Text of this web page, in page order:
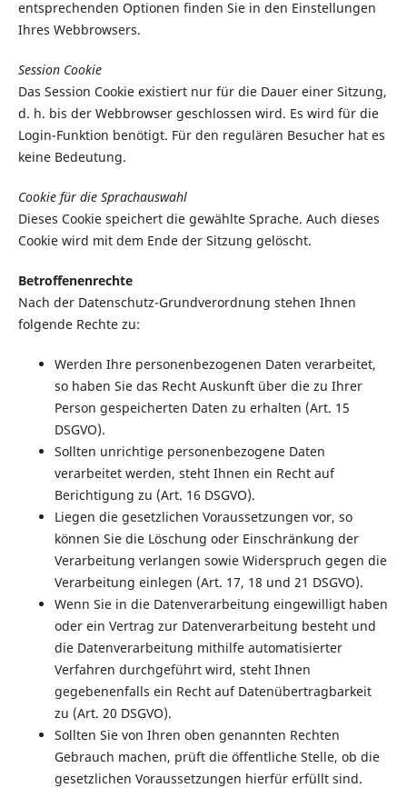
entsprechenden Optionen finden Sie in den Einstellungen
Ihres Webbrowsers.
Session Cookie
Das Session Cookie existiert nur für die Dauer einer Sitzung,
d. h. bis der Webbrowser geschlossen wird. Es wird für die
Login-Funktion benötigt. Für den regulären Besucher hat es
keine Bedeutung.
Cookie für die Sprachauswahl
Dieses Cookie speichert die gewählte Sprache. Auch dieses
Cookie wird mit dem Ende der Sitzung gelöscht.
Betroffenenrechte
Nach der Datenschutz-Grundverordnung stehen Ihnen
folgende Rechte zu:
Werden Ihre personenbezogenen Daten verarbeitet,
so haben Sie das Recht Auskunft über die zu Ihrer
Person gespeicherten Daten zu erhalten (Art. 15
DSGVO).
Sollten unrichtige personenbezogene Daten
verarbeitet werden, steht Ihnen ein Recht auf
Berichtigung zu (Art. 16 DSGVO).
Liegen die gesetzlichen Voraussetzungen vor, so
können Sie die Löschung oder Einschränkung der
Verarbeitung verlangen sowie Widerspruch gegen die
Verarbeitung einlegen (Art. 17, 18 und 21 DSGVO).
Wenn Sie in die Datenverarbeitung eingewilligt haben
oder ein Vertrag zur Datenverarbeitung besteht und
die Datenverarbeitung mithilfe automatisierter
Verfahren durchgeführt wird, steht Ihnen
gegebenenfalls ein Recht auf Datenübertragbarkeit
zu (Art. 20 DSGVO).
Sollten Sie von Ihren oben genannten Rechten
Gebrauch machen, prüft die öffentliche Stelle, ob die
gesetzlichen Voraussetzungen hierfür erfüllt sind.